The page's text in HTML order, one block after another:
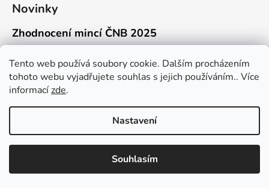
Tento web používá soubory cookie. Dalším procházením
tohoto webu vyjadřujete souhlas s jejich používáním.. Více
informacízde.
Nastavení
Souhlasím
Novinky
Zhodnocení mincí ČNB 2025
Připravili jsme pro vás jednoduchý a př...
Mýty o přepravě zlatých mincí mimo EU
Kdo někdy držel v ruce zlatou minci Wie...
Vytvořil Shoptet
Copyright 2026Zlatnicek.cz. Všechna práva vyhrazena.